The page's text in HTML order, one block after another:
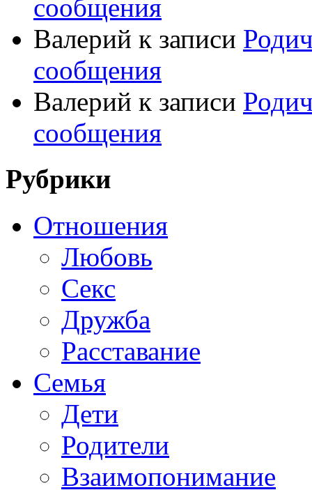
сообщения
Валерий к записи
сообщения
Валерий к записи
сообщения
Рубрики
Отношения
Любовь
Секс
Дружба
Расставание
Семья
Дети
Родители
Взаимопонимание